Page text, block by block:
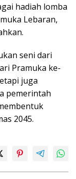
hadiah lomba
Lebaran,
seni dari
Pramuka ke-
juga
pemerintah
2045.